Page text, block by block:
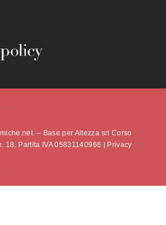
– Base per Altezza srl Corso
18, Partita IVA 05831140966 |
Privacy